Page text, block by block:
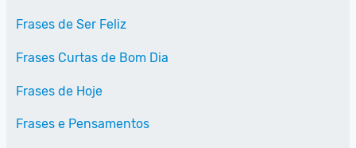
Frases de Ser Feliz
Frases Curtas de Bom Dia
Frases de Hoje
Frases e Pensamentos